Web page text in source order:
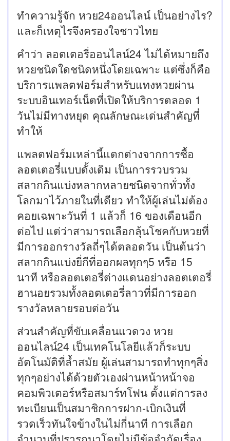
ทำความรู้จัก หวย24ออนไลน์ เป็นอย่างไร?
และก็เหตุไรจึงครองใจชาวไทย
คำว่า ลอตเตอรี่ออนไลน์24 ไม่ได้หมายถึง
หวยชนิดใดชนิดหนึ่งโดยเฉพาะ แต่ซึ่งก็คือ
บริการแพลตฟอร์มสำหรับแทงหวยผ่าน
ระบบอินเทอร์เน็ตที่เปิดให้บริการตลอด 1
วันไม่มีทางหยุด คุณลักษณะเด่นสำคัญที่
ทำให้
แพลตฟอร์มเหล่านี้แตกต่างจากการซื้อ
ลอตเตอรี่แบบดั้งเดิม เป็นการรวบรวม
สลากกินแบ่งหลากหลายชนิดจากทั่วทั้ง
โลกมาไว้ภายในที่เดียว ทำให้ผู้เล่นไม่ต้อง
คอยเฉพาะวันที่ 1 แล้วก็ 16 ของเดือนอีก
ต่อไป แต่ว่าสามารถเลือกลุ้นโชคกับหวยที่
มีการออกรางวัลถี่ๆได้ตลอดวัน เป็นต้นว่า
สลากกินแบ่งยี่กีที่ออกผลทุกๆ5 หรือ 15
นาที หรือลอตเตอรี่ต่างแดนอย่างลอตเตอรี่
ฮานอยรวมทั้งลอตเตอรี่ลาวที่มีการออก
รางวัลหลายรอบต่อวัน
ส่วนสำคัญที่ขับเคลื่อนแวดวง หวย
ออนไลน์24 เป็นเทคโนโลยีแล้วก็ระบบ
อัตโนมัติที่ล้ำสมัย ผู้เล่นสามารถทำทุกๆสิ่ง
ทุกๆอย่างได้ด้วยตัวเองผ่านหน้าหน้าจอ
คอมพิวเตอร์หรือสมาร์ทโฟน ตั้งแต่การลง
ทะเบียนเป็นสมาชิกการฝาก-เบิกเงินที่
รวดเร็วทันใจข้างในไม่กี่นาที การเลือก